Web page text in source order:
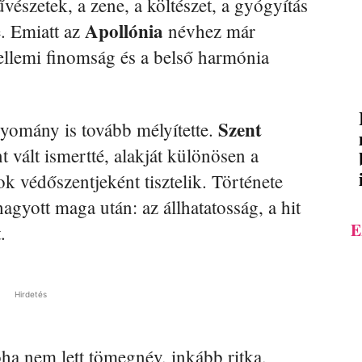
a zene, a költészet, a gyógyítás
Emiatt az Apollónia névhez már
finomság és a belső harmónia
is tovább mélyítette. Szent
vált ismertté, alakját különösen a
védőszentjeként tisztelik. Története
maga után: az állhatatosság, a hit
Hirdetés
nem lett tömegnév, inkább ritka,